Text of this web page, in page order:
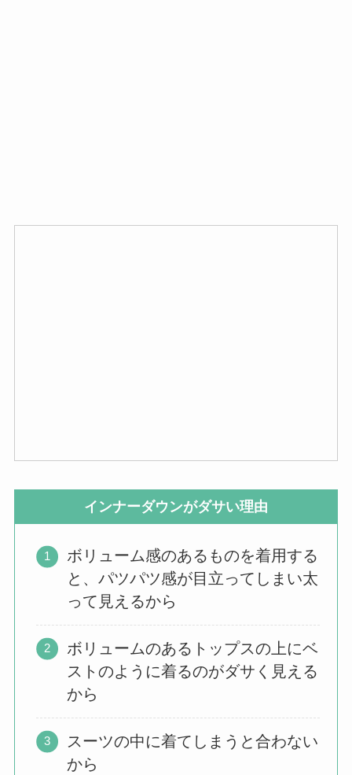
インナーダウンがダサい理由
ボリューム感のあるものを着用する
と、パツパツ感が目立ってしまい太
って見えるから
ボリュームのあるトップスの上にベ
ストのように着るのがダサく見える
から
スーツの中に着てしまうと合わない
から